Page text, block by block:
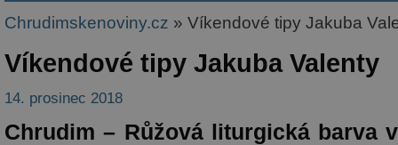
Chrudimskenoviny.cz » Víkendové tipy Jakuba
Víkendové tipy Jakuba Valenty
14. prosinec 2018
Chrudim – Růžová liturgická barva